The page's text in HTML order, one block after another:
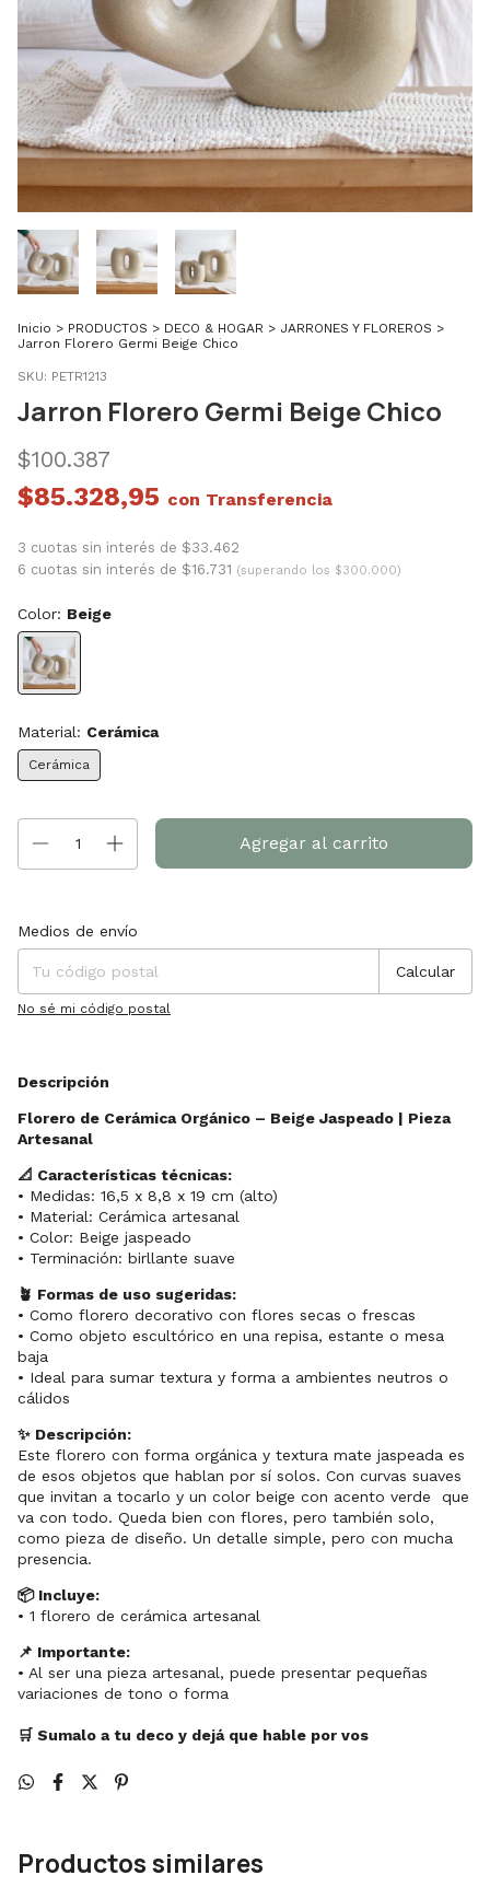
Inicio > PRODUCTOS > DECO & HOGAR > JARRONES Y FLOREROS >
Jarron Florero Germi Beige Chico
SKU: PETR1213
Jarron Florero Germi Beige Chico
$100.387
$85.328,95 con
3 cuotas sin interés de $33.462
6 cuotas sin interés de $16.731 (superando los $300.000)
Color: Beige
Material: Cerámica
Cerámica
Entregas para el CP:
Medios de envío
Calcular
No sé mi código postal
Descripción
Florero de Cerámica Orgánico – Beige Jaspeado | Pieza
Artesanal
📐 Características técnicas:
• Medidas: 16,5 x 8,8 x 19 cm (alto)
• Material: Cerámica artesanal
• Color: Beige jaspeado
• Terminación: birllante suave
🪴 Formas de uso sugeridas:
• Como florero decorativo con flores secas o frescas
• Como objeto escultórico en una repisa, estante o mesa
baja
• Ideal para sumar textura y forma a ambientes neutros o
cálidos
✨ Descripción:
Este florero con forma orgánica y textura mate jaspeada es
de esos objetos que hablan por sí solos. Con curvas suaves
que invitan a tocarlo y un color beige con acento verde que
va con todo. Queda bien con flores, pero también solo,
como pieza de diseño. Un detalle simple, pero con mucha
presencia.
📦 Incluye:
• 1 florero de cerámica artesanal
📌 Importante:
• Al ser una pieza artesanal, puede presentar pequeñas
variaciones de tono o forma
🛒 Sumalo a tu deco y dejá que hable por vos
Productos similares